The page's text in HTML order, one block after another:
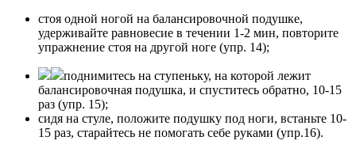
стоя одной ногой на балансировочной подушке,
удерживайте равновесие в течении 1-2 мин, повторите
упражнение стоя на другой ноге (упр. 14);
поднимитесь на ступеньку, на которой лежит
балансировочная подушка, и спуститесь обратно, 10-15
раз (упр. 15);
сидя на стуле, положите подушку под ноги, встаньте 10-
15 раз, старайтесь не помогать себе руками (упр.16).